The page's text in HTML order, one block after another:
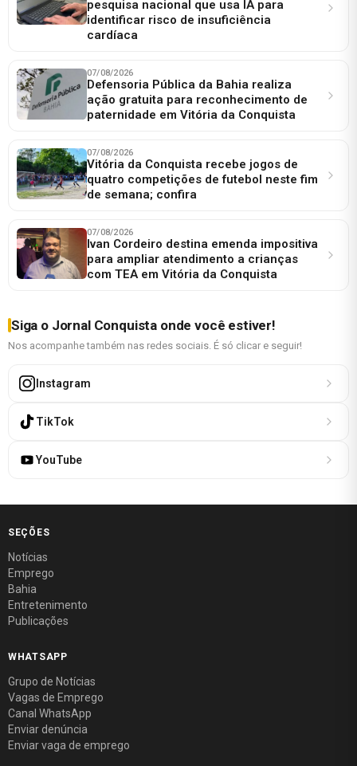
pesquisa nacional que usa IA para
identificar risco de insuficiência
cardíaca
07/08/2026
Defensoria Pública da Bahia realiza
ação gratuita para reconhecimento de
paternidade em Vitória da Conquista
07/08/2026
Vitória da Conquista recebe jogos de
quatro competições de futebol neste fim
de semana; confira
07/08/2026
Ivan Cordeiro destina emenda impositiva
para ampliar atendimento a crianças
com TEA em Vitória da Conquista
Siga o Jornal Conquista onde você estiver!
Nos acompanhe também nas redes sociais. É só clicar e seguir!
Instagram
TikTok
YouTube
SEÇÕES
Notícias
Emprego
Bahia
Entretenimento
Publicações
WHATSAPP
Grupo de Notícias
Vagas de Emprego
Canal WhatsApp
Enviar denúncia
Enviar vaga de emprego